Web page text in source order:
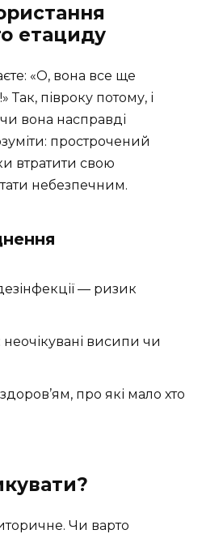
етациду
«О, вона все ще
півроку потому, і
вона насправді
прострочений
втратити свою
небезпечним.
— ризик
неочікувані висипи чи
про які мало хто
Чи варто